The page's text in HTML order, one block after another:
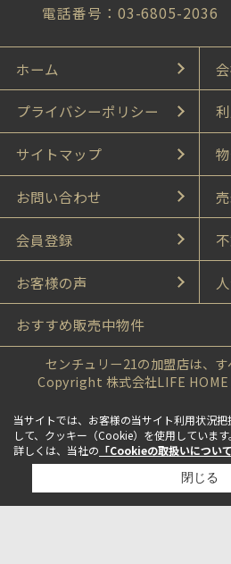
電話番号：03-6805-2036
ホーム
プライバシーポリシー
サイトマップ
お問い合わせ
会員登録
お客様の声
おすすめ販売中物件
センチュリー21の加盟店は、す
Copyright 株式会社LIFE
当サイトでは、お客様の当サイト利用状況
して、クッキー（Cookie）を使用しています。
詳しくは、当社の 「Cookieの取扱いについて
閉じる